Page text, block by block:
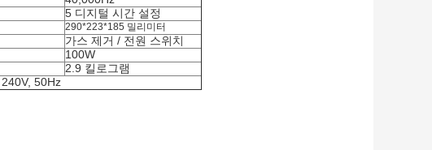
5 디지털 시간 설정
290*223*185 밀리미터
가스 제거 / 전원 스위치
100W
2.9 킬로그램
50Hz